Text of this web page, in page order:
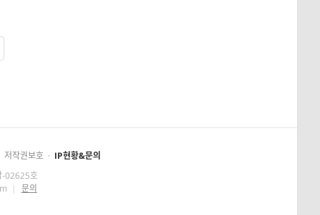
저작권보호 · IP현황&문의
-02625호
| 문의